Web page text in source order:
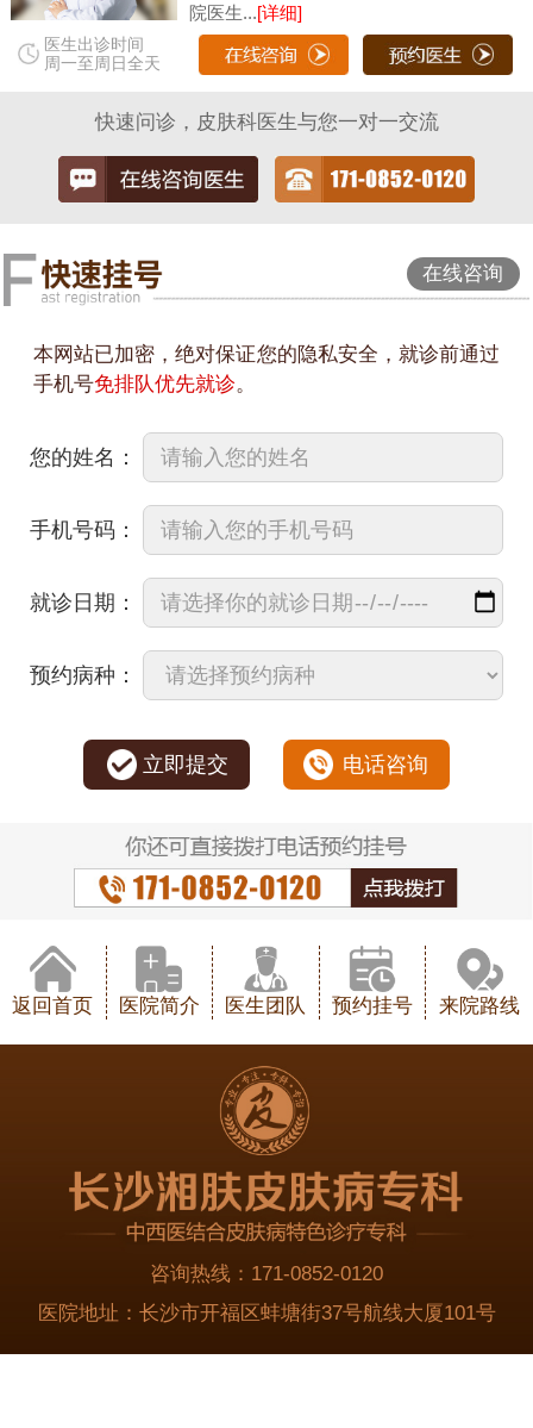
医生出诊时间
周一至周日全天
院医生...[详细]
快速问诊，皮肤科医生与您一对一交流
在线咨询
本网站已加密，绝对保证您的隐私安全，就诊前通过
手机号免排队优先就诊。
您的姓名：
手机号码：
就诊日期：
预约病种：
立即提交 电话咨询
返回首页 医院简介 医生团队 预约挂号 来院路线
咨询热线： 171-0852-0120
医院地址： 长沙市开福区蚌塘街37号航线大厦101号